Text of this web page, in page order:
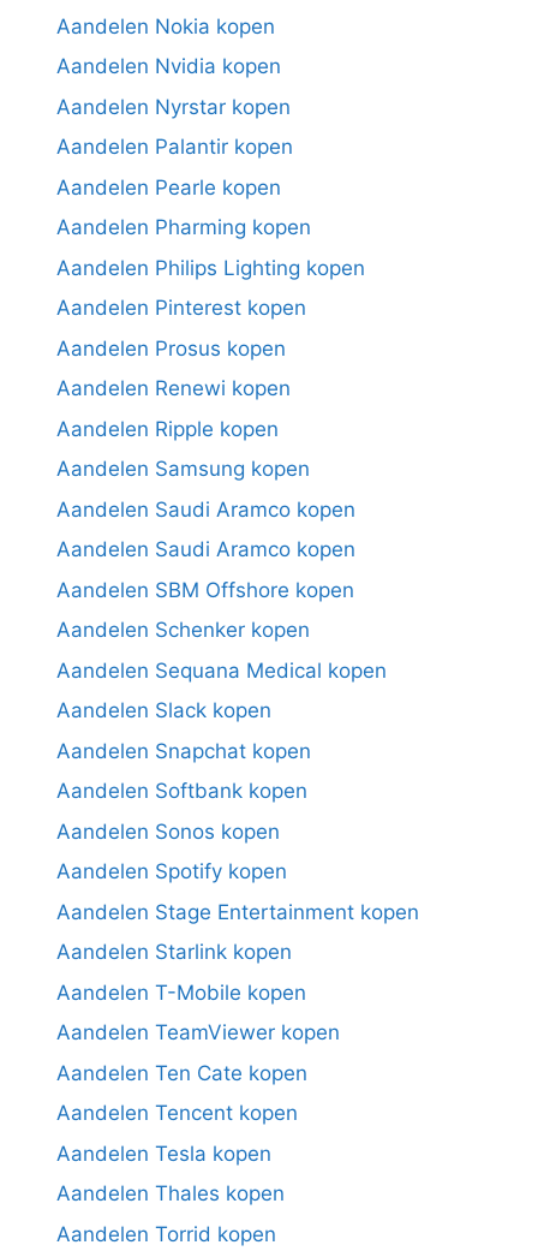
Aandelen Nokia kopen
Aandelen Nvidia kopen
Aandelen Nyrstar kopen
Aandelen Palantir kopen
Aandelen Pearle kopen
Aandelen Pharming kopen
Aandelen Philips Lighting kopen
Aandelen Pinterest kopen
Aandelen Prosus kopen
Aandelen Renewi kopen
Aandelen Ripple kopen
Aandelen Samsung kopen
Aandelen Saudi Aramco kopen
Aandelen Saudi Aramco kopen
Aandelen SBM Offshore kopen
Aandelen Schenker kopen
Aandelen Sequana Medical kopen
Aandelen Slack kopen
Aandelen Snapchat kopen
Aandelen Softbank kopen
Aandelen Sonos kopen
Aandelen Spotify kopen
Aandelen Stage Entertainment kopen
Aandelen Starlink kopen
Aandelen T-Mobile kopen
Aandelen TeamViewer kopen
Aandelen Ten Cate kopen
Aandelen Tencent kopen
Aandelen Tesla kopen
Aandelen Thales kopen
Aandelen Torrid kopen